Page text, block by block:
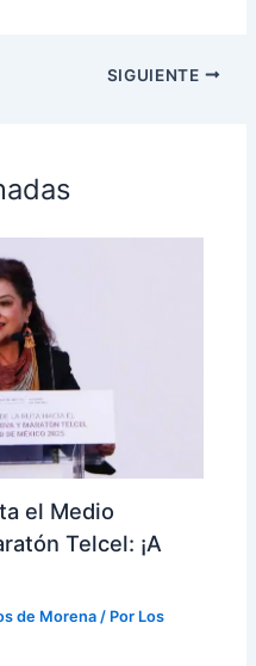
SIGUIENTE
el Medio
Telcel: ¡A
de Morena / Por Los